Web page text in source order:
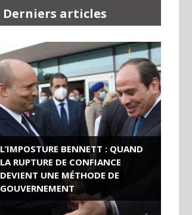
Derniers articles
L’IMPOSTURE BENNETT : QUAND
LA RUPTURE DE CONFIANCE
DEVIENT UNE MÉTHODE DE
GOUVERNEMENT